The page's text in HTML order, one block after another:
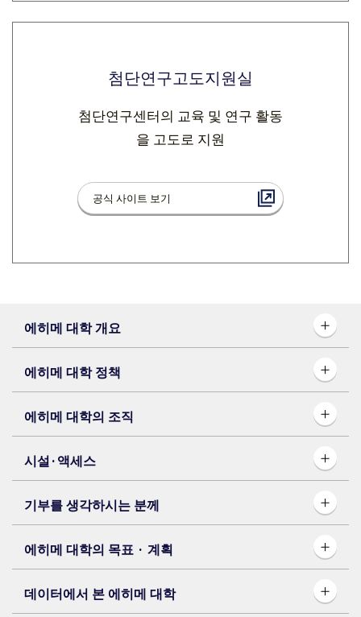
에히메 대학 개요
에히메 대학 정책
에히메 대학의 조직
시설·액세스
기부를 생각하시는 분께
에히메 대학의 목표 · 계획
데이터에서 본 에히메 대학
첨단연구고도지원실
첨단연구센터의 교육 및 연구 활동
을 고도로 지원
공식 사이트 보기